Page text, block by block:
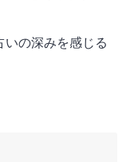
いの深みを感じる